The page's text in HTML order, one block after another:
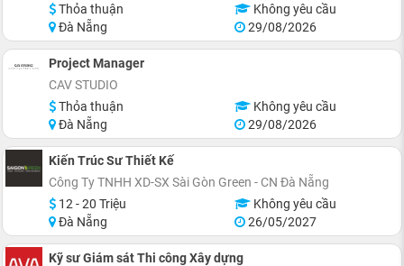
Thỏa thuận
Không yêu cầu
Đà Nẵng
29/08/2026
Project Manager
CAV STUDIO
Thỏa thuận
Không yêu cầu
Đà Nẵng
29/08/2026
Kiến Trúc Sư Thiết Kế
Công Ty TNHH XD-SX Sài Gòn Green - CN Đà Nẵng
12 - 20 Triệu
Không yêu cầu
Đà Nẵng
26/05/2027
Kỹ sư Giám sát Thi công Xây dựng